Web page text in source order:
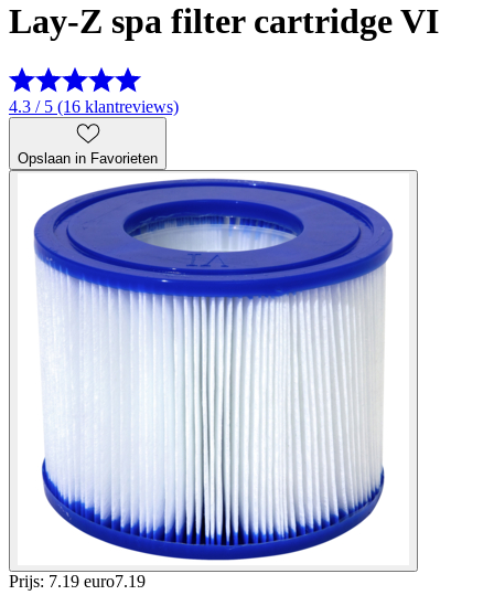
Lay-Z spa filter cartridge VI
4.3 / 5 (16 klantreviews)
Opslaan in Favorieten
Prijs: 7.19 euro7.19